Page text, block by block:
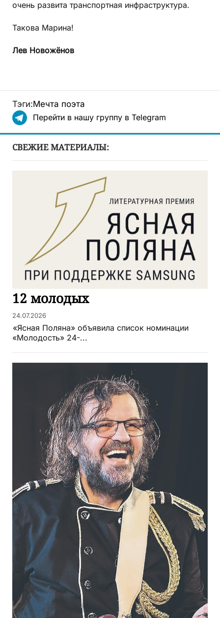
очень развита транспортная инфраструктура.
Такова Марина!
Лев Новожёнов
Тэги:Мечта поэта
Перейти в нашу группу в Telegram
СВЕЖИЕ МАТЕРИАЛЫ:
12 молодых
24.07.2026
«Ясная Поляна» объявила список номинации
«Молодость» 24-...